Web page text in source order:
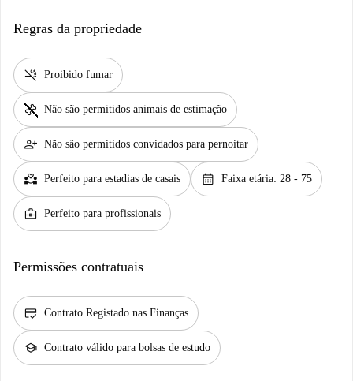
Regras da propriedade
smoke_free Proibido fumar
pet_supplies Não são permitidos animais de estimação
person_add Não são permitidos convidados para pernoitar
partner_heart Perfeito para estadias de casais calendar_month Faixa etária: 28 - 75
business_center Perfeito para profissionais
Permissões contratuais
credit_score Contrato Registado nas Finanças
school Contrato válido para bolsas de estudo